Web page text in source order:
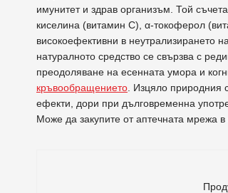
имунитет и здрав организъм. Той
киселина (витамин C), α-токоферол
високоефективни в неутрализирането
натуралното средство се свързва с
преодоляване на есенната умора и
кръвообращението . Изцяло природния
ефекти, дори при дълговременна
Може да закупите от аптечната мрежа